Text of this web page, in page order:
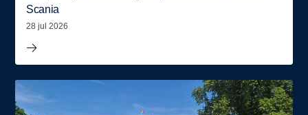
Scania
28 jul 2026